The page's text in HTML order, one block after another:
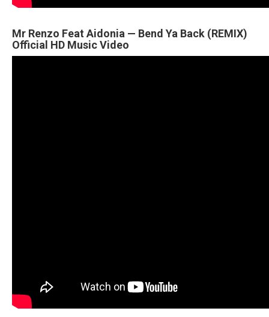
Mr Renzo Feat Aidonia — Bend Ya Back (REMIX)
Official HD Music Video